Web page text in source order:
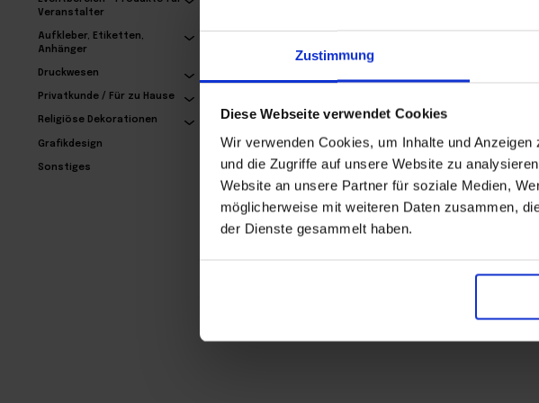
Zustimmung
Diese Webseite verwendet Cookies
Wir verwenden Cookies, um Inhalte und
und die Zugriffe auf unsere Website zu
Website an unsere Partner für soziale Medien,
möglicherweise mit weiteren Daten zusammen,
der Dienste gesammelt haben.
Veranstalter
Aufkleber, Etiketten,
Anhänger
Druckwesen
Privatkunde / Für zu Hause
Religiöse Dekorationen
Grafikdesign
Sonstiges
Sechseckige